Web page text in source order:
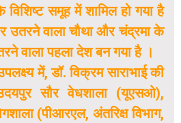
समूह में शामिल हो गया है
उतरने वाला चौथा और चंद्रमा के
वाला पहला देश बन गया है ।
में, डॉ. विक्रम साराभाई की
सौर वेधशाला (यूएसओ),
(पीआरएल, अंतरिक्ष विभाग,